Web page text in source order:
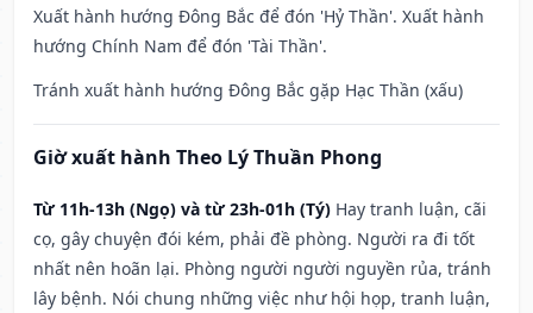
Xuất hành hướng Đông Bắc để đón 'Hỷ Thần'. Xuất hành
hướng Chính Nam để đón 'Tài Thần'.
Tránh xuất hành hướng Đông Bắc gặp Hạc Thần (xấu)
Giờ xuất hành Theo Lý Thuần Phong
Từ 11h-13h (Ngọ) và từ 23h-01h (Tý) Hay tranh luận, cãi
cọ, gây chuyện đói kém, phải đề phòng. Người ra đi tốt
nhất nên hoãn lại. Phòng người người nguyền rủa, tránh
lây bệnh. Nói chung những việc như hội họp, tranh luận,